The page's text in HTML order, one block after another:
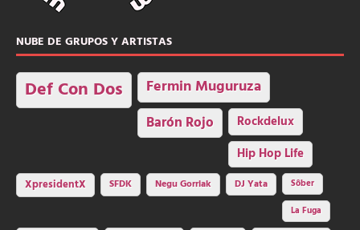
NUBE DE GRUPOS Y ARTISTAS
Def Con Dos Fermin Muguruza
Barón Rojo Rockdelux
Hip Hop Life
XpresidentX SFDK Negu Gorriak DJ Yata
Sôber
La Fuga